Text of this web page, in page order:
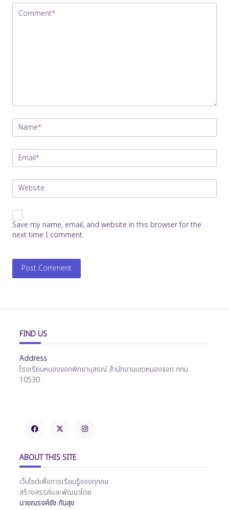
Comment*
Name*
Email*
Website
Save my name, email, and website in this browser for the
next time I comment.
FIND US
Address
โรงเรียนหนองจอกพิทยานุสรณ์ สำนักงานเขตหนองจอก กทม.
10530
ABOUT THIS SITE
เว็บไซต์เพื่อการเรียนรู้ของทุกคน
สร้างสรรค์และพัฒนาโดย
นายณรงค์ชัช กันสุข